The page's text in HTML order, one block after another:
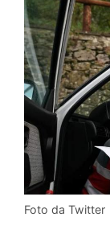
Foto da Twitter